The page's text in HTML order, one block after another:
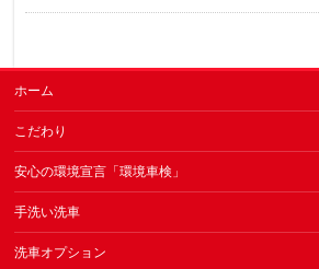
ホーム
こだわり
安心の環境宣言「環境車検」
手洗い洗車
洗車オプション